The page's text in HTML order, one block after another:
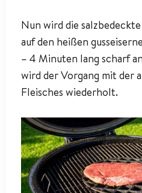
Nun wird die
auf den heißen
– 4 Minuten lang scharf
wird der Vorgang mit der
Fleisches wiederholt.